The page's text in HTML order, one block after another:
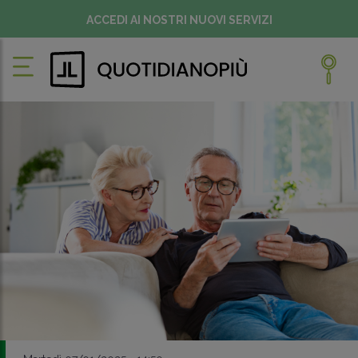
ACCEDI AI NOSTRI NUOVI SERVIZI